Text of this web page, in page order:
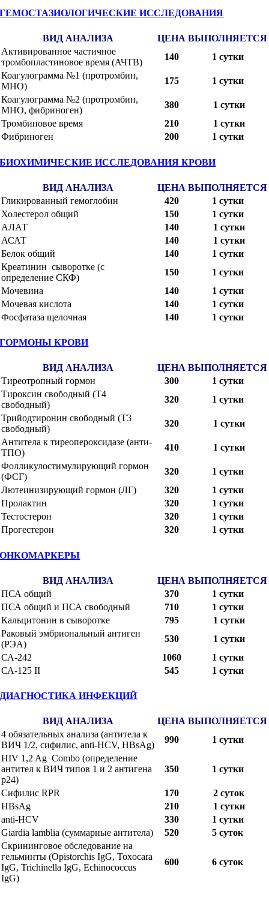
ГЕМОСТАЗИОЛОГИЧЕСКИЕ ИССЛЕДОВАНИЯ
ВИД АНАЛИЗА ЦЕНА ВЫПОЛНЯЕТСЯ
Активированное частичное
тромбопластиновое время (АЧТВ)
140
1 сутки
Коагулограмма №1 (протромбин,
МНО)
175
1 сутки
Коагулограмма №2 (протромбин,
МНО, фибриноген)
380
1 сутки
Тромбиновое время
210
1 сутки
Фибриноген
200 1 сутки
БИОХИМИЧЕСКИЕ ИССЛЕДОВАНИЯ КРОВИ
ВИД АНАЛИЗА ЦЕНА ВЫПОЛНЯЕТСЯ
Гликированный гемоглобин
420
1 сутки
Холестерол общий
150
1 сутки
АЛАТ
140
1 сутки
АСАТ
140
1 сутки
Белок общий
140
1 сутки
Креатинин сыворотке (с
определение СКФ)
150
1 сутки
Мочевина
140
1 сутки
Мочевая кислота
140
1 сутки
Фосфатаза щелочная
140 1 сутки
ГОРМОНЫ КРОВИ
ВИД АНАЛИЗА ЦЕНА ВЫПОЛНЯЕТСЯ
Тиреотропный гормон
300
1 сутки
Тироксин свободный (Т4
свободный)
320
1 сутки
Трийодтиронин свободный (Т3
свободный)
320
1 сутки
Антитела к тиреопероксидазе (анти-
ТПО)
410
1 сутки
Фолликулостимулирующий гормон
(ФСГ)
320
1 сутки
Лютеинизирующий гормон (ЛГ)
320
1 сутки
Пролактин
320
1 сутки
Тестостерон
320
1 сутки
Прогестерон
320 1 сутки
ОНКОМАРКЕРЫ
ВИД АНАЛИЗА ЦЕНА ВЫПОЛНЯЕТСЯ
ПСА общий
370
1 сутки
ПСА общий и ПСА свободный
710
1 сутки
Кальцитонин в сыворотке
795
1 сутки
Раковый эмбриональный антиген
(РЭА)
530
1 сутки
СА-242
1060
1 сутки
СА-125 II
545 1 сутки
ДИАГНОСТИКА ИНФЕКЦИЙ
ВИД АНАЛИЗА ЦЕНА ВЫПОЛНЯЕТСЯ
4 обязательных анализа (антитела к
ВИЧ 1/2, сифилис, anti-HCV, HBsAg)
990
1 сутки
HIV 1,2 Ag Combo (определение
антител к ВИЧ типов 1 и 2 антигена
р24)
350 1 сутки
Сифилис RPR 170
2 суток
HBsAg
210
1 сутки
anti-HCV
330
1 сутки
Giardia lamblia (суммарные антитела)
520
5 суток
Скрининговое обследование на
гельминты (Opistorchis IgG, Toxocara
IgG, Trichinella IgG, Echinococcus
IgG)
600 6 cуток